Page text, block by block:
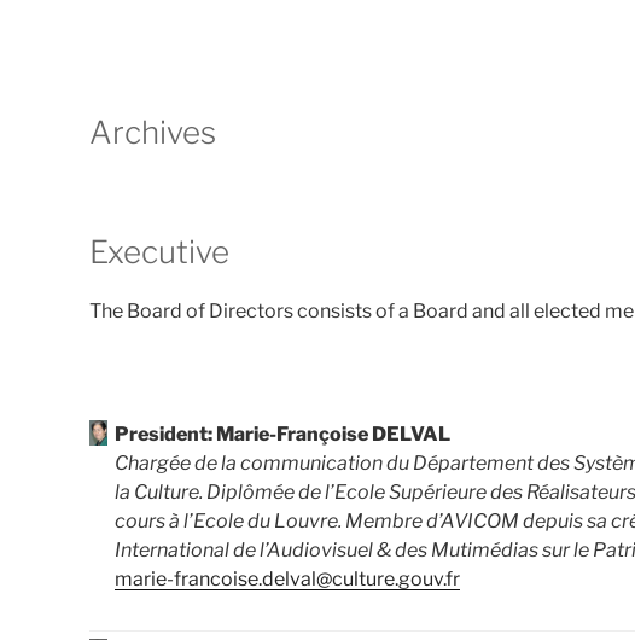
Archives
Executive
The Board of Directors consists of a Board and all elected
President: Marie-Françoise DELVAL
Chargée de la communication du Département des
la Culture. Diplômée de l’Ecole Supérieure des
cours à l’Ecole du Louvre. Membre d’AVICOM depuis sa
International de l’Audiovisuel & des Mutimédias sur le
marie-francoise.delval@culture.gouv.fr